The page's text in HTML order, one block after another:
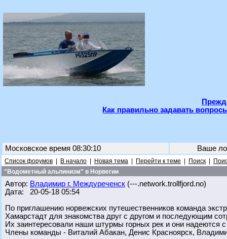
Как правильно задавать
Московское время 08:30:10 Ваше
Список форумов В начало Новая тема Перейти к теме Поиск
"Водометный альпинизм" в Норвегии
Автор: Владимир г. Междуреченск (---.network.trollfjord.no)
Дата: 20-05-18 05:54
По приглашению норвежских путешественников команда
Хамарстадт для знакомства друг с другом и последующим
Их заинтересовали наши штурмы горных рек и они
Члены команды - Виталий Абакан, Денис Красноярск,